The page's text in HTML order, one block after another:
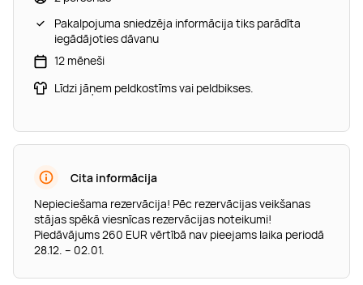
Pakalpojuma sniedzēja informācija tiks parādīta
iegādājoties dāvanu
12 mēneši
Līdzi jāņem peldkostīms vai peldbikses.
Cita informācija
Nepieciešama rezervācija! Pēc rezervācijas veikšanas
stājas spēkā viesnīcas rezervācijas noteikumi!
Piedāvājums 260 EUR vērtībā nav pieejams laika periodā
28.12. – 02.01.